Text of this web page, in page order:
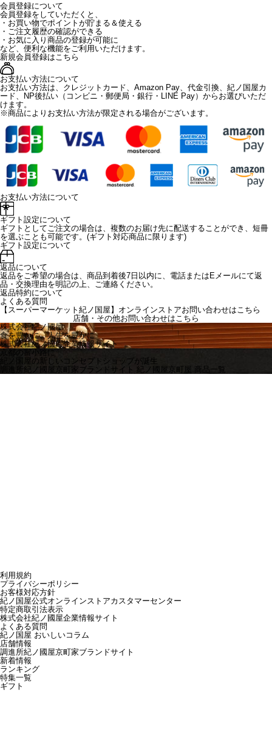
会員登録について
会員登録をしていただくと、
・お買い物でポイントが貯まる＆使える
・ご注文履歴の確認ができる
・お気に入り商品の登録が可能に
など、便利な機能をご利用いただけます。
新規会員登録はこちら
お支払い方法について
お支払い方法は、クレジットカード、Amazon Pay、代金引換、紀ノ国屋カ
ード、NP後払い（コンビニ・郵便局・銀行・LINE Pay）からお選びいただ
けます。
※商品によりお支払い方法が限定される場合がございます。
お支払い方法について
ギフト設定について
ギフトとしてご注文の場合は、複数のお届け先に配送することができ、短冊
を選ぶことも可能です。(ギフト対応商品に限ります)
ギフト設定について
返品について
返品をご希望の場合は、商品到着後7日以内に、電話またはEメールにて返
品・交換理由を明記の上、ご連絡ください。
返品特約について
よくある質問
【スーパーマーケット紀ノ国屋】オンラインストアお問い合わせはこちら
店舗・その他お問い合わせはこちら
株式会社紀ノ國屋
食を豊かに、人生を豊かに
株式会社紀ノ國屋企業情報サイト
京都の富小路に
紀ノ国屋の新しいコンセプトショップが誕生
調進所紀ノ國屋京町家ブランドサイト 紀ノ國屋京町屋 商品一覧
利用規約
プライバシーポリシー
お客様対応方針
紀ノ国屋公式オンラインストアカスタマーセンター
特定商取引法表示
株式会社紀ノ國屋企業情報サイト
よくある質問
紀ノ国屋 おいしいコラム
店舗情報
調進所紀ノ國屋京町家ブランドサイト
新着情報
ランキング
特集一覧
ギフト